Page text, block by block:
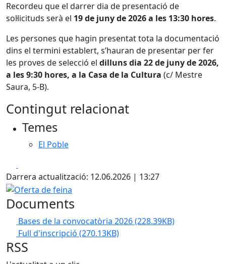
Recordeu que el darrer dia de presentació de
sol·licituds serà el 19 de juny de 2026 a les 13:30 hores.
Les persones que hagin presentat tota la documentació
dins el termini establert, s’hauran de presentar per fer
les proves de selecció el dilluns dia 22 de juny de 2026,
a les 9:30 hores, a la Casa de la Cultura (c/ Mestre
Saura, 5-B).
Contingut relacionat
Temes
El Poble
Darrera actualització: 12.06.2026 | 13:27
Oferta de feina
Documents
Bases de la convocatòria 2026(228.39KB)
Full d'inscripció (270.13KB)
RSS